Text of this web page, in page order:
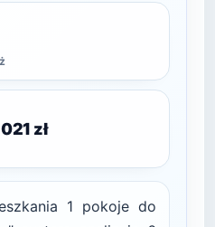
zł
1 pokoje do